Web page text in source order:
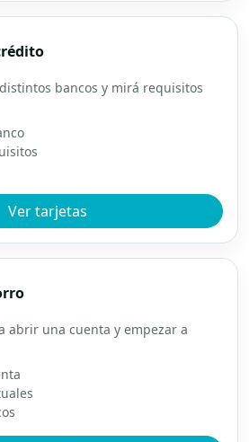
bancos y mirá requisitos
Ver tarjetas
abrir una cuenta y empezar a